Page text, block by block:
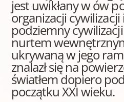
jest uwikłany w ów
organizacji
podziemny
nurtem
ukrywaną w jego
znalazł się na
światłem dopiero
początku XXI wieku.